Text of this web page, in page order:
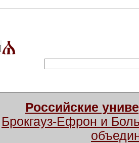
Российские
Брокгауз-Ефрон и